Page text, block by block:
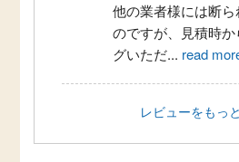
他の業者様には断
のですが、見積時
グいただ... read
レビューをもっ